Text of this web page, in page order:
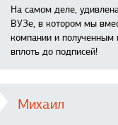
На самом деле,
ВУЗе, в котором мы
компании и полученным
вплоть до подписей!
Михаил